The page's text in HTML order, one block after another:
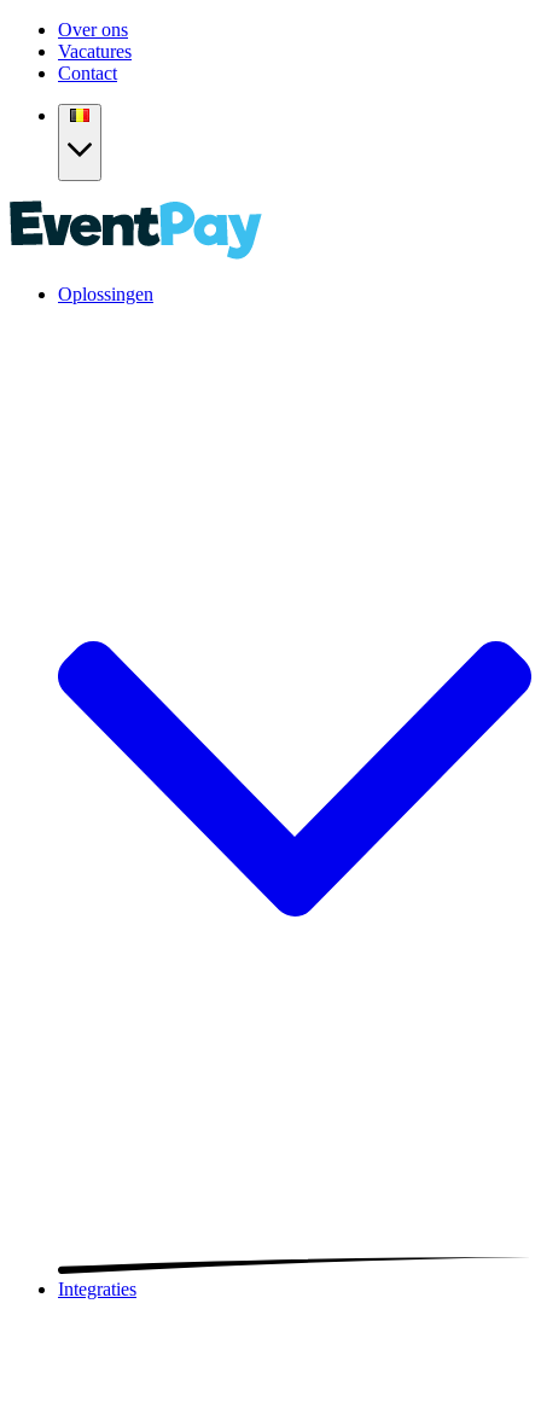
Over ons
Vacatures
Contact
Oplossingen
Integraties